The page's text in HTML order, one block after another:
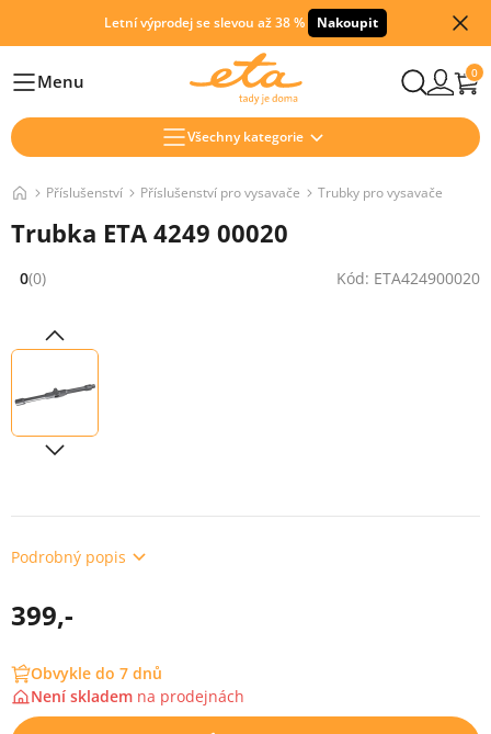
Letní výprodej se slevou až 38 % Nakoupit
HlavníMenu 0
Všechny kategorie
Příslušenství Příslušenství pro vysavače Trubky pro vysavače
Trubka ETA 4249 00020
Hodnocení: 0 z 5 (0 recenzí)
0(0) Kód: ETA424900020
Podrobný popis
399,-
Obvykle do 7 dnů
Není skladem na prodejnách